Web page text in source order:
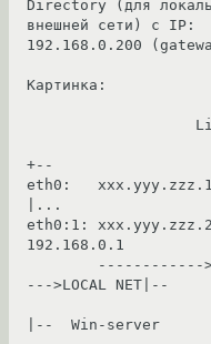
Directory (для
внешней сети) с IP:
192.168.0.200
Картинка:
+--
eth0:
|...
eth0:1:
192.168.0.1
--->LOCAL NET|--
|--  Win-server